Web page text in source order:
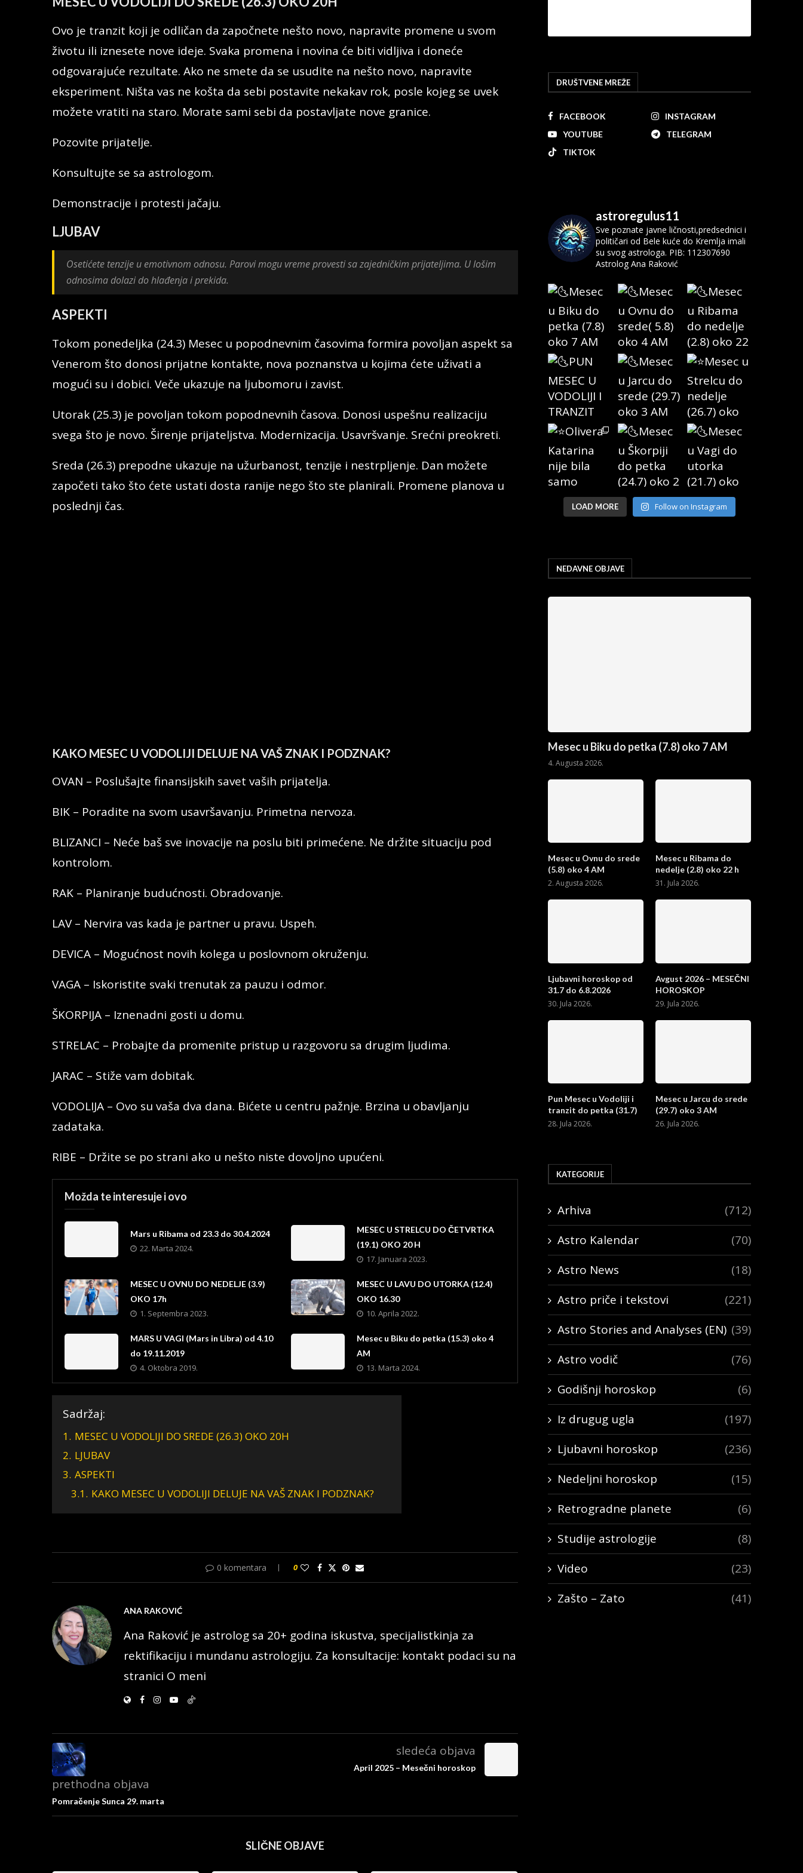
Ovo je tranzit koji je odličan da započnete nešto novo, napravite promene u svom
životu ili iznesete nove ideje. Svaka promena i novina će biti vidljiva i doneće
odgovarajuće rezultate. Ako ne smete da se usudite na nešto novo, napravite
eksperiment. Ništa vas ne košta da sebi postavite nekakav rok, posle kojeg se uvek
možete vratiti na staro. Morate sami sebi da postavljate nove granice.
Pozovite prijatelje.
Konsultujte se sa astrologom.
Demonstracije i protesti jačaju.
LJUBAV
Osetićete tenzije u emotivnom odnosu. Parovi mogu vreme provesti sa zajedničkim prijateljima. U lošim
odnosima dolazi do hlađenja i prekida.
ASPEKTI
Tokom ponedeljka (24.3) Mesec u popodnevnim časovima formira povoljan aspekt sa
Venerom što donosi prijatne kontakte, nova poznanstva u kojima ćete uživati a
mogući su i dobici. Veče ukazuje na ljubomoru i zavist.
Utorak (25.3) je povoljan tokom popodnevnih časova. Donosi uspešnu realizaciju
svega što je novo. Širenje prijateljstva. Modernizacija. Usavršvanje. Srećni preokreti.
Sreda (26.3) prepodne ukazuje na užurbanost, tenzije i nestrpljenje. Dan možete
započeti tako što ćete ustati dosta ranije nego što ste planirali. Promene planova u
poslednji čas.
KAKO MESEC U VODOLIJI DELUJE NA VAŠ ZNAK I PODZNAK?
OVAN – Poslušajte finansijskih savet vaših prijatelja.
BIK – Poradite na svom usavršavanju. Primetna nervoza.
BLIZANCI – Neće baš sve inovacije na poslu biti primećene. Ne držite situaciju pod
kontrolom.
RAK – Planiranje budućnosti. Obradovanje.
LAV – Nervira vas kada je partner u pravu. Uspeh.
DEVICA – Mogućnost novih kolega u poslovnom okruženju.
VAGA – Iskoristite svaki trenutak za pauzu i odmor.
ŠKORPIJA – Iznenadni gosti u domu.
STRELAC – Probajte da promenite pristup u razgovoru sa drugim ljudima.
JARAC – Stiže vam dobitak.
VODOLIJA – Ovo su vaša dva dana. Bićete u centru pažnje. Brzina u obavljanju
zadataka.
RIBE – Držite se po strani ako u nešto niste dovoljno upućeni.
Možda te interesuje i ovo
Mars u Ribama od 23.3 do 30.4.2024
22. Marta 2024.
MESEC U STRELCU DO ČETVRTKA
(19.1) OKO 20 H
17. Januara 2023.
MESEC U OVNU DO NEDELJE (3.9)
OKO 17h
1. Septembra 2023.
MESEC U LAVU DO UTORKA (12.4)
OKO 16.30
10. Aprila 2022.
MARS U VAGI (Mars in Libra) od 4.10
do 19.11.2019
4. Oktobra 2019.
Mesec u Biku do petka (15.3) oko 4
AM
13. Marta 2024.
Sadržaj:
1. MESEC U VODOLIJI DO SREDE (26.3) OKO 20H
2. LJUBAV
3. ASPEKTI
3.1. KAKO MESEC U VODOLIJI DELUJE NA VAŠ ZNAK I PODZNAK?
0 komentara 0
ANA RAKOVIĆ
Ana Raković je astrolog sa 20+ godina iskustva, specijalistkinja za
rektifikaciju i mundanu astrologiju. Za konsultacije: kontakt podaci su na
stranici O meni
prethodna objava
Pomračenje Sunca 29. marta
sledeća objava
April 2025 – Mesečni horoskop
SLIČNE OBJAVE
DRUŠTVENE MREŽE
FACEBOOK
INSTAGRAM
YOUTUBE
TELEGRAM
TIKTOK
astroregulus11
Sve poznate javne ličnosti,predsednici i
političari od Bele kuće do Kremlja imali
su svog astrologa. PIB: 112307690
Astrolog Ana Raković
LOAD MORE Follow on Instagram
NEDAVNE OBJAVE
Mesec u Biku do petka (7.8) oko 7 AM
4. Augusta 2026.
Mesec u Ovnu do srede
(5.8) oko 4 AM
2. Augusta 2026.
Mesec u Ribama do
nedelje (2.8) oko 22 h
31. Jula 2026.
Ljubavni horoskop od
31.7 do 6.8.2026
30. Jula 2026.
Avgust 2026 – MESEČNI
HOROSKOP
29. Jula 2026.
Pun Mesec u Vodoliji i
tranzit do petka (31.7)
28. Jula 2026.
Mesec u Jarcu do srede
(29.7) oko 3 AM
26. Jula 2026.
KATEGORIJE
Arhiva
(712)
Astro Kalendar
(70)
Astro News
(18)
Astro priče i tekstovi
(221)
Astro Stories and Analyses (EN) (39)
Astro vodič
(76)
Godišnji horoskop
(6)
Iz drugug ugla
(197)
Ljubavni horoskop
(236)
Nedeljni horoskop
(15)
Retrogradne planete
(6)
Studije astrologije
(8)
Video
(23)
Zašto – Zato
(41)